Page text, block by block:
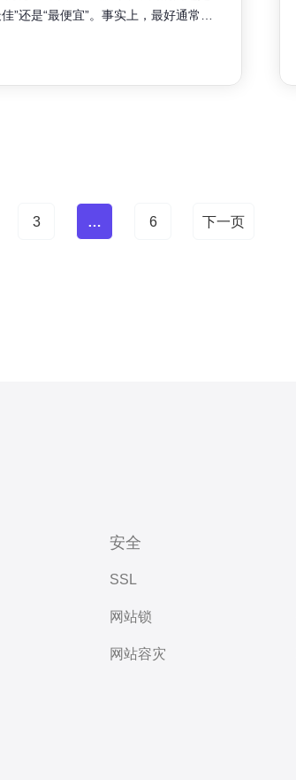
佳”还是“最便宜”。事实上，最好通常指
是指在性能与成本之间取得平衡的方
3 … 6 下一页
安全
SSL
网站锁
网站容灾